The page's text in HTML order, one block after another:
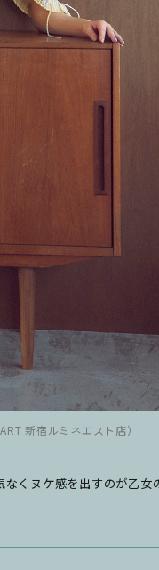
新宿ルミネエスト店）
なくヌケ感を出すのが乙